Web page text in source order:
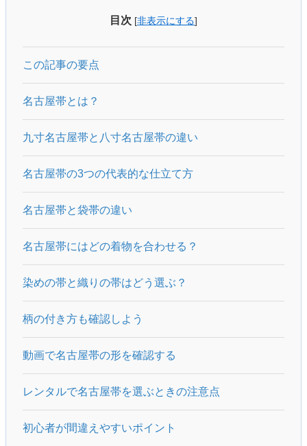
目次 [非表示にする]
この記事の要点
名古屋帯とは？
九寸名古屋帯と八寸名古屋帯の違い
名古屋帯の3つの代表的な仕立て方
名古屋帯と袋帯の違い
名古屋帯にはどの着物を合わせる？
染めの帯と織りの帯はどう選ぶ？
柄の付き方も確認しよう
動画で名古屋帯の形を確認する
レンタルで名古屋帯を選ぶときの注意点
初心者が間違えやすいポイント